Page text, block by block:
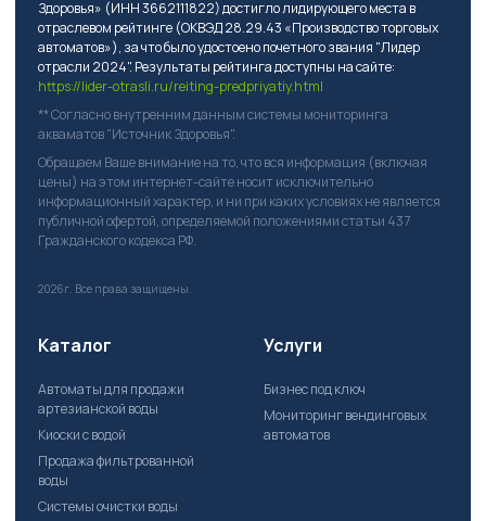
Здоровья» (ИНН 3662111822) достигло лидирующего места в
отраслевом рейтинге (ОКВЭД 28.29.43 «Производство торговых
автоматов»), за что было удостоено почетного звания "Лидер
отрасли 2024". Результаты рейтинга доступны на сайте:
https://lider-otrasli.ru/reiting-predpriyatiy.html
** Согласно внутренним данным системы мониторинга
акваматов "Источник Здоровья".
Обращаем Ваше внимание на то, что вся информация (включая
цены) на этом интернет-сайте носит исключительно
информационный характер, и ни при каких условиях не является
публичной офертой, определяемой положениями статьи 437
Гражданского кодекса РФ.
2026г. Все права защищены.
Каталог
Автоматы для продажи
артезианской воды
Киоски с водой
Продажа фильтрованной
воды
Системы очистки воды
Услуги
Бизнес под ключ
Мониторинг вендинговых
автоматов